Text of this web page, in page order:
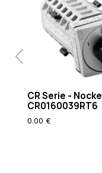
CR Serie -
CR0160039RT6
0.00 €